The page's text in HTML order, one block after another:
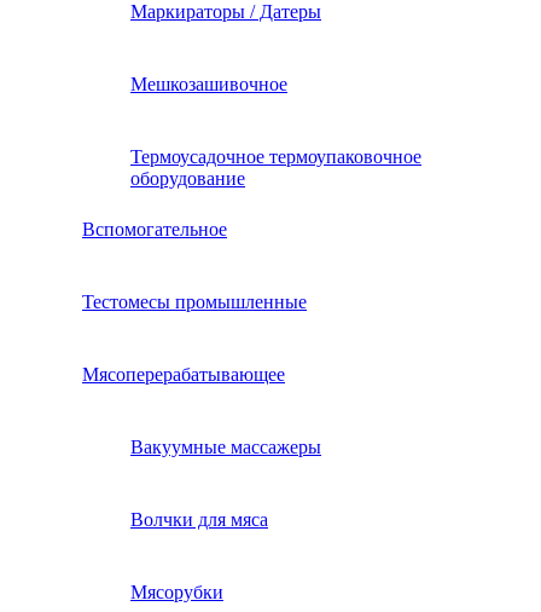
Маркираторы / Датеры
Мешкозашивочное
Термоусадочное термоупаковочное
оборудование
Вспомогательное
Тестомесы промышленные
Мясоперерабатывающее
Вакуумные массажеры
Волчки для мяса
Мясорубки